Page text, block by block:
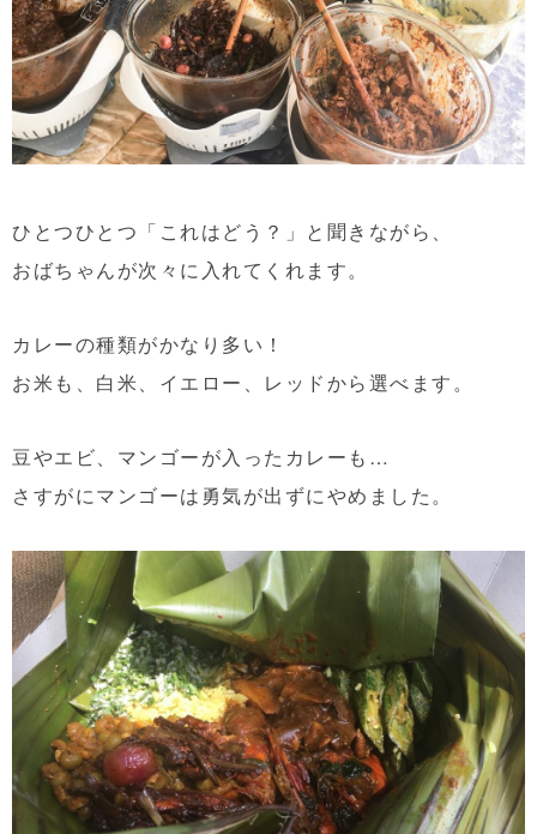
ひとつひとつ「これはどう？」と聞きながら、
おばちゃんが次々に入れてくれます。
カレーの種類がかなり多い！
お米も、白米、イエロー、レッドから選べます。
豆やエビ、マンゴーが入ったカレーも…
さすがにマンゴーは勇気が出ずにやめました。